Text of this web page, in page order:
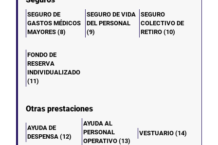
SEGURO DE
GASTOS MÉDICOS
MAYORES (8)
SEGURO DE VIDA
DEL PERSONAL
(9)
SEGURO
COLECTIVO DE
RETIRO (10)
FONDO DE
RESERVA
INDIVIDUALIZADO
(11)
Otras prestaciones
AYUDA DE
DESPENSA (12)
AYUDA AL
PERSONAL
OPERATIVO (13)
VESTUARIO (14)